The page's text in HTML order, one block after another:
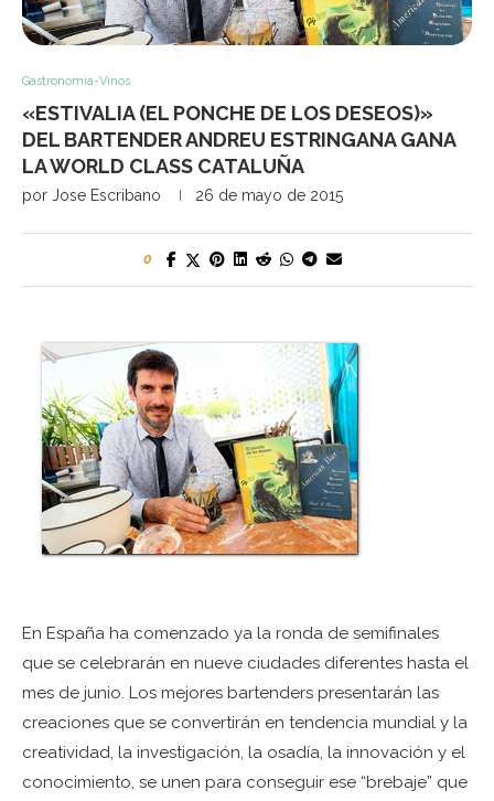
Gastronomia-Vinos
«ESTIVALIA (EL PONCHE DE LOS DESEOS)»
DEL BARTENDER ANDREU ESTRINGANA GANA
LA WORLD CLASS CATALUÑA
por Jose Escribano 26 de mayo de 2015
0
En España ha comenzado ya la ronda de semifinales
que se celebrarán en nueve ciudades diferentes hasta el
mes de junio. Los mejores bartenders presentarán las
creaciones que se convertirán en tendencia mundial y la
creatividad, la investigación, la osadía, la innovación y el
conocimiento, se unen para conseguir ese “brebaje” que